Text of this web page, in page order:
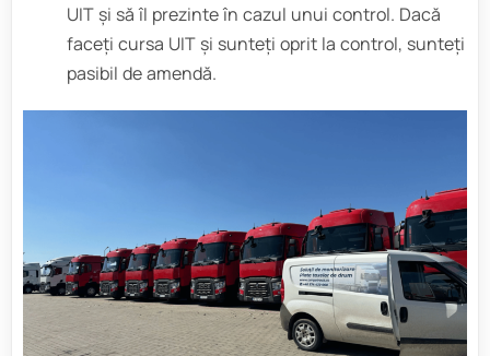
UIT și să îl prezinte în cazul unui control. Dacă
faceți cursa UIT și sunteți oprit la control, sunteți
pasibil de amendă.